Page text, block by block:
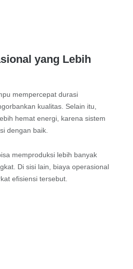
yang Lebih
mempercepat durasi
kualitas. Selain itu,
hemat energi, karena sistem
dengan baik.
memproduksi lebih banyak
Di sisi lain, biaya operasional
efisiensi tersebut.